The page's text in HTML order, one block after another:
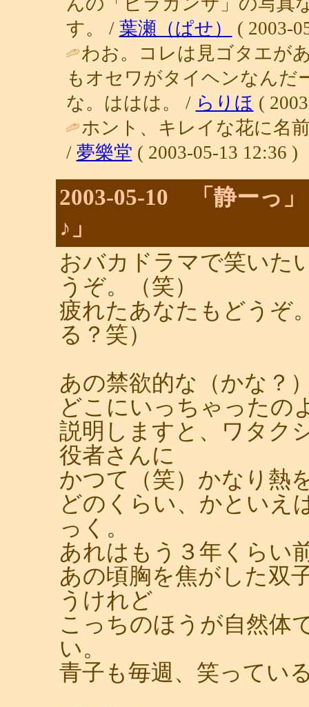
す。 / 葉瀬（ぱせ）
( 2003-
わお。コレは見ゴタエが
もオセワがタイヘンなんだ
な。ははは。 / らりほ (
ホント、キレイな花に名
/ 夢樂堂 ( 2003-05-13 12:36 )
2003-05-10 「静ーっ
♪」
おバカドラマで笑いた
うぞ。（笑）
疲れたあなたもどうぞ
る？笑）
あの禁欲的な（かな？
どこにいっちゃったの
説明しますと、ワタク
役者さんに
かつて（笑）かなり熱
どのくらい、かといえ
っく。
あれはもう３年くらい
あの頃胸を焦がした双
うけれど
こっちのほうが自然体
い。
青子も毎週、笑ってい